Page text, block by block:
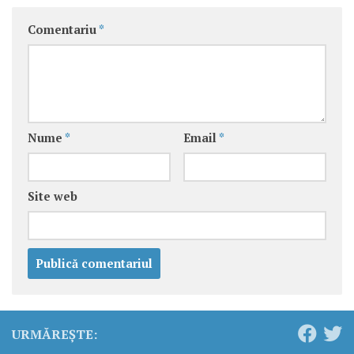
Comentariu *
Nume * Email *
Site web
URMĂREȘTE: